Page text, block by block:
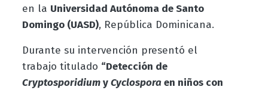
en la Universidad Autónoma de Santo
Domingo (UASD), República Dominicana.
Durante su intervención presentó el
trabajo titulado “Detección de
CryptosporidiumyCyclosporaen niños con